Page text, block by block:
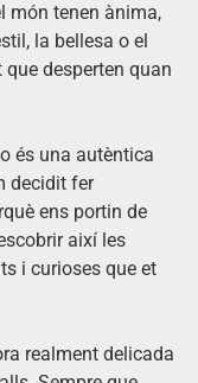
món tenen ànima,
la bellesa o el
desperten quan
és una autèntica
decidit fer
ens portin de
així les
i curioses que et
realment delicada